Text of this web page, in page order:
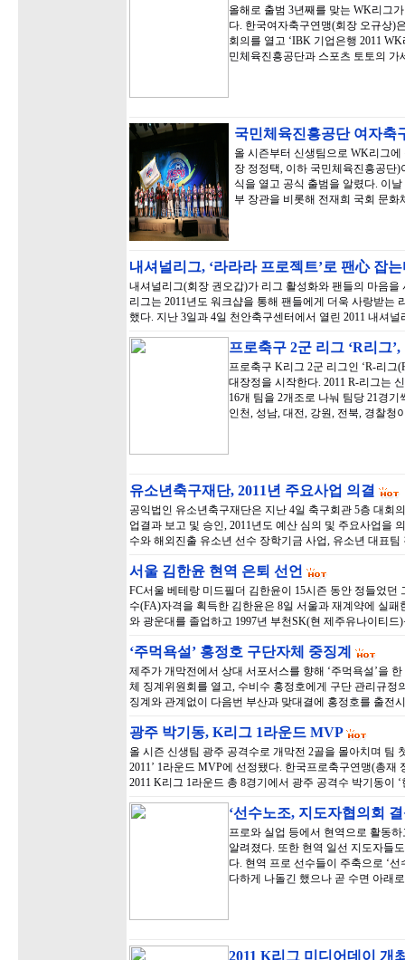
올해로 출범 3년째를 맞는 WK리그
다. 한국여자축구연맹(회장 오규상)
회의를 열고 ‘IBK 기업은행 2011
민체육진흥공단과 스포츠 토토의
국민체육진흥공단 여자축
올 시즌부터 신생팀으로 WK리그
장 정정택, 이하 국민체육진흥공단
식을 열고 공식 출범을 알렸다. 이
부 장관을 비롯해 전재희 국회 문
내셔널리그, ‘라라라 프로젝트’로 팬心 잡
내셔널리그(회장 권오갑)가 리그 활성화와 팬들의 마음을
리그는 2011년도 워크샵을 통해 팬들에게 더욱 사랑받는
했다. 지난 3일과 4일 천안축구센터에서 열린 2011 내셔
프로축구 2군 리그 ‘R리그
프로축구 K리그 2군 리그인 ‘R-리그
대장정을 시작한다. 2011 R-리그는
16개 팀을 2개조로 나눠 팀당 21경
인천, 성남, 대전, 강원, 전북, 경찰청
유소년축구재단, 2011년 주요사업 의결
공익법인 유소년축구재단은 지난 4일 축구회관 5층 대회
업결과 보고 및 승인, 2011년도 예산 심의 및 주요사업을
수와 해외진출 유소년 선수 장학기금 사업, 유소년 대표
서울 김한윤 현역 은퇴 선언
FC서울 베테랑 미드필더 김한윤이 15시즌 동안 정들었
수(FA)자격을 획득한 김한윤은 8일 서울과 재계약에 실
와 광운대를 졸업하고 1997년 부천SK(현 제주유나이티
‘주먹욕설’ 홍정호 구단자체 중징계
제주가 개막전에서 상대 서포서스를 향해 ‘주먹욕설’을
체 징계위원회를 열고, 수비수 홍정호에게 구단 관리규정
징계와 관계없이 다음번 부산과 맞대결에 홍정호를 출전
광주 박기동, K리그 1라운드 MVP
올 시즌 신생팀 광주 공격수로 개막전 2골을 몰아치며 팀
2011’ 1라운드 MVP에 선정됐다. 한국프로축구연맹(총
2011 K리그 1라운드 총 8경기에서 광주 공격수 박기동이
‘선수노조, 지도자협의회
프로와 실업 등에서 현역으로 활동
알려졌다. 또한 현역 일선 지도자들
다. 현역 프로 선수들이 주축으로 ‘
다하게 나돌긴 했으나 곧 수면 아래
2011 K리그 미디어데이 개